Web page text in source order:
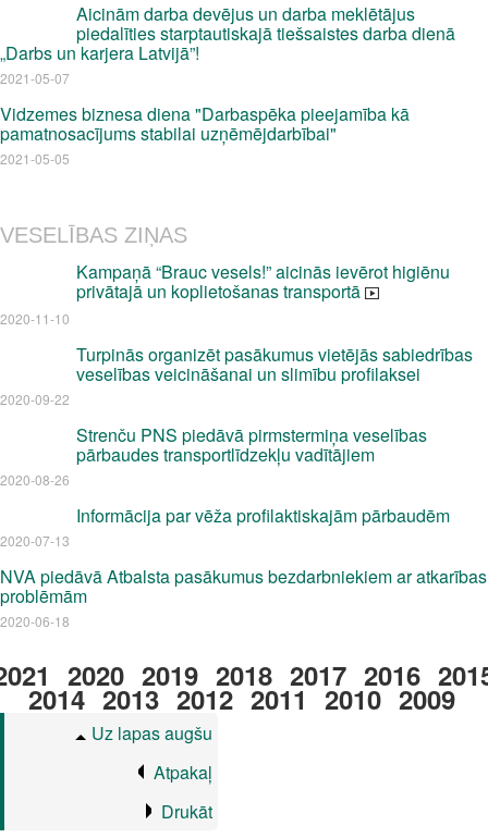
Aicinām darba devējus un darba meklētājus
piedalīties starptautiskajā tiešsaistes darba dienā
„Darbs un karjera Latvijā”!
2021-05-07
Vidzemes biznesa diena "Darbaspēka pieejamība kā
pamatnosacījums stabilai uzņēmējdarbībai"
2021-05-05
VESELĪBAS ZIŅAS
Kampaņā “Brauc vesels!” aicinās ievērot higiēnu
privātajā un koplietošanas transportā
2020-11-10
Turpinās organizēt pasākumus vietējās sabiedrības
veselības veicināšanai un slimību profilaksei
2020-09-22
Strenču PNS piedāvā pirmstermiņa veselības
pārbaudes transportlīdzekļu vadītājiem
2020-08-26
Informācija par vēža profilaktiskajām pārbaudēm
2020-07-13
NVA piedāvā Atbalsta pasākumus bezdarbniekiem ar atkarības
problēmām
2020-06-18
2020 2019 2018 2017 2016
2014 2013 2012 2011 2010 2009
Uz lapas augšu
Atpakaļ
Drukāt